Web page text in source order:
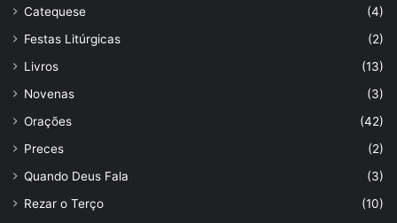
Catequese
(4)
Festas Litúrgicas
(2)
Livros
(13)
Novenas
(3)
Orações
(42)
Preces
(2)
Quando Deus Fala
(3)
Rezar o Terço
(10)